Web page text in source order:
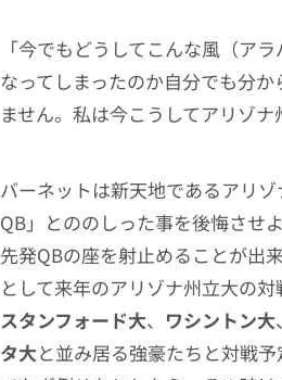
「今でもどうしてこんな風（ア
なってしまったのか自分でも分
ません。私は今こうしてアリゾ
バーネットは新天地であるアリ
QB」とののしった事を後悔させ
先発QBの座を射止めることが出
として来年のアリゾナ州立大の
スタンフォード大、 ワシントン大、
タ大と並み居る強豪たちと対戦